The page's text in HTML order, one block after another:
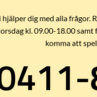
hjälper dig med alla frågor.
kl. 09.00-18.00 samt
komma att